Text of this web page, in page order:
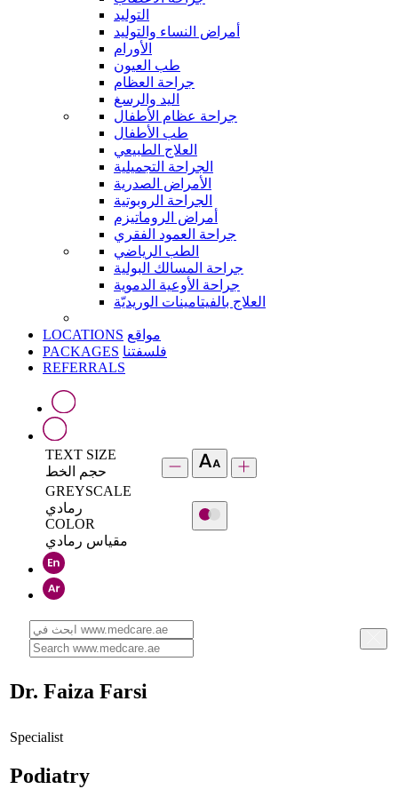
التوليد
أمراض النساء والتوليد
الأورام
طب العيون
جراحة العظام
اليد والرسغ
جراحة عظام الأطفال
طب الأطفال
العلاج الطبيعي
الجراحة التجميلية
الأمراض الصدرية
الجراحة الروبوتية
أمراض الروماتيزم
جراحة العمود الفقري
الطب الرياضي
جراحة المسالك البولية
جراحة الأوعية الدموية
العلاج بالفيتامينات الوريديّة
LOCATIONS مواقع
PACKAGES فلسفتنا
REFERRALS
TEXT SIZE
حجم الخط
GREYSCALE
رمادي
COLOR
مقياس رمادي
Dr. Faiza Farsi
Specialist
Podiatry